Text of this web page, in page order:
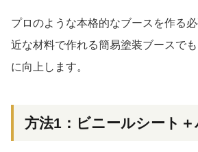
プロのような本格的なブースを作る
近な材料で作れる簡易塗装ブースで
に向上します。
方法1：ビニールシート＋